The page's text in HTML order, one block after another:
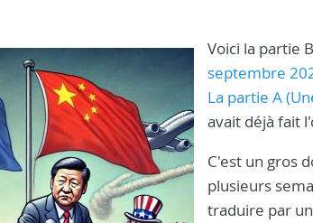
Voici la partie
septembre
La partie A
avait déjà fait
C'est un gros
plusieurs
traduire par